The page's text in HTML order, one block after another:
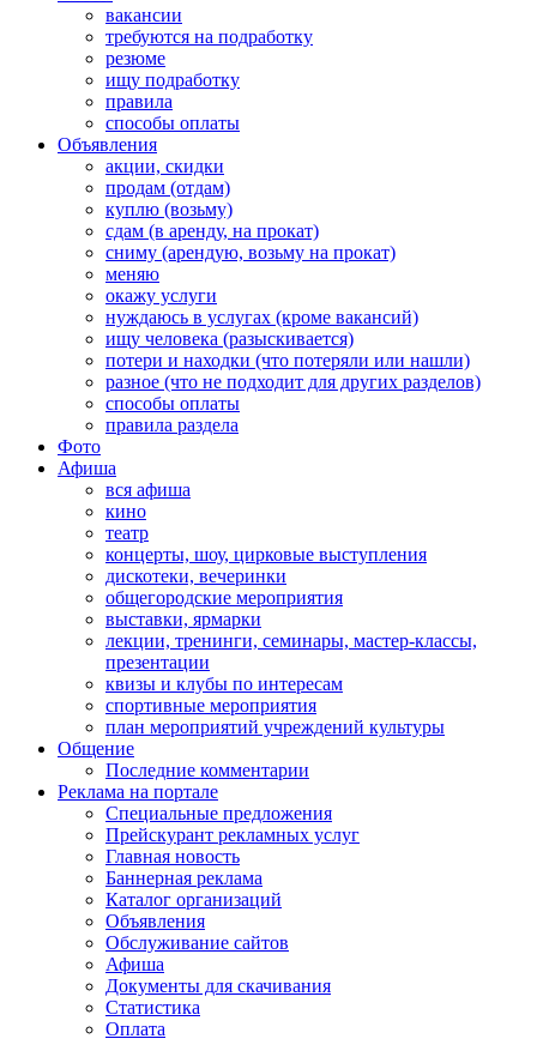
вакансии
требуются на подработку
резюме
ищу подработку
правила
способы оплаты
Объявления
акции, скидки
продам (отдам)
куплю (возьму)
сдам (в аренду, на прокат)
сниму (арендую, возьму на прокат)
меняю
окажу услуги
нуждаюсь в услугах (кроме вакансий)
ищу человека (разыскивается)
потери и находки (что потеряли или нашли)
разное (что не подходит для других разделов)
способы оплаты
правила раздела
Фото
Афиша
вся афиша
кино
театр
концерты, шоу, цирковые выступления
дискотеки, вечеринки
общегородские мероприятия
выставки, ярмарки
лекции, тренинги, семинары, мастер-классы,
презентации
квизы и клубы по интересам
спортивные мероприятия
план мероприятий учреждений культуры
Общение
Последние комментарии
Реклама на портале
Специальные предложения
Прейскурант рекламных услуг
Главная новость
Баннерная реклама
Каталог организаций
Объявления
Обслуживание сайтов
Афиша
Документы для скачивания
Статистика
Оплата